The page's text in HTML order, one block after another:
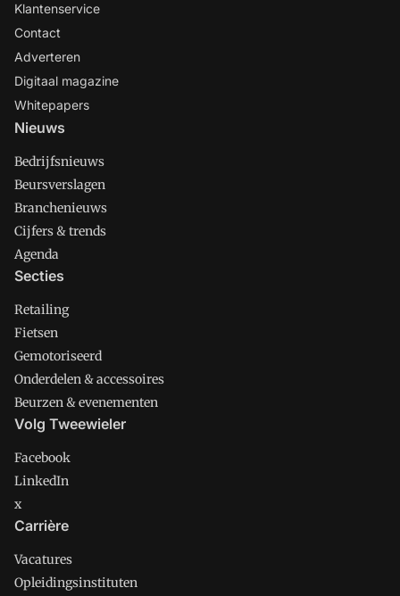
Klantenservice
Contact
Adverteren
Digitaal magazine
Whitepapers
Nieuws
Bedrijfsnieuws
Beursverslagen
Branchenieuws
Cijfers & trends
Agenda
Secties
Retailing
Fietsen
Gemotoriseerd
Onderdelen & accessoires
Beurzen & evenementen
Volg Tweewieler
Facebook
LinkedIn
x
Carrière
Vacatures
Opleidingsinstituten